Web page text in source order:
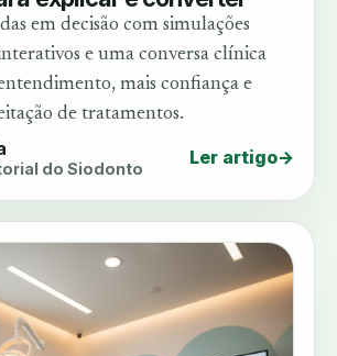
em decisão com simulações
e uma conversa clínica
mais confiança e
de tratamentos.
do Siodonto Ler artigo→